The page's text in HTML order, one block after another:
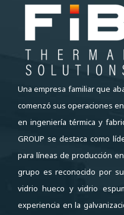
Una empresa familiar que
comenzó sus operaciones
en ingeniería térmica y
GROUP se destaca como
para líneas de producción
grupo es reconocido por
vidrio hueco y vidrio
experiencia en la